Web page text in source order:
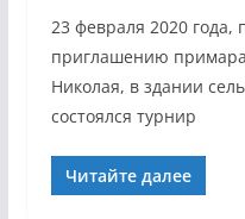
23 февраля 2020 года,
приглашению
Николая, в здании
состоялся турнир
Читайте далее